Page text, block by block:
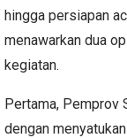
hingga persiapan
menawarkan dua
kegiatan.
Pertama, Pemprov
dengan